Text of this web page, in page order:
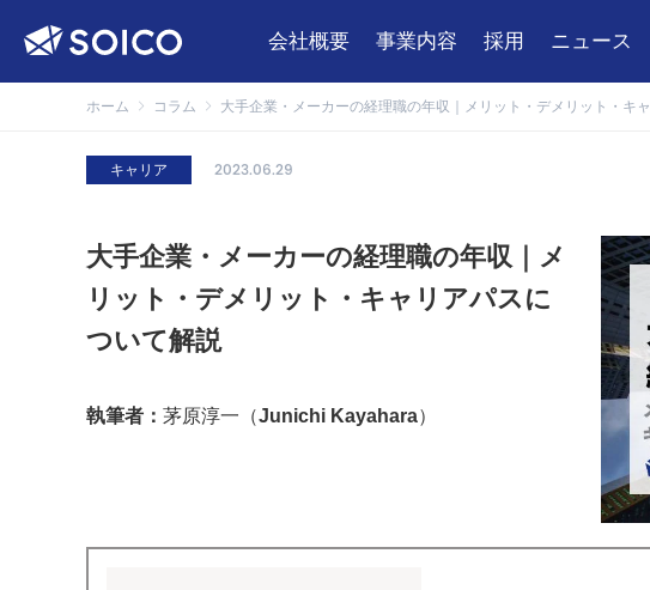
会社概要 事業内容 採用 ニュース
ホーム コラム 大手企業・メーカーの経理職の年収｜メリット・デメリット・キ
キャリア 2023.06.29
大手企業・メーカーの経理職の年収｜メ
リット・デメリット・キャリアパスに
ついて解説
執筆者： 茅原淳一（Junichi Kayahara）